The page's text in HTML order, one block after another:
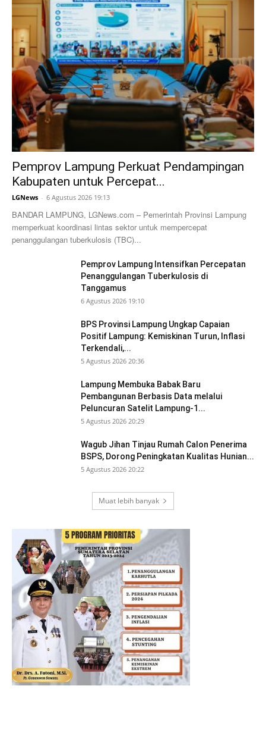
Pemprov Lampung Perkuat Pendampingan
Kabupaten untuk Percepat...
LGNews - 6 Agustus 2026 19:13
BANDAR LAMPUNG, LGNews.com – Pemerintah Provinsi Lampung
memperkuat koordinasi lintas sektor untuk mempercepat
penanggulangan tuberkulosis (TBC)...
Pemprov Lampung Intensifkan Percepatan
Penanggulangan Tuberkulosis di
Tanggamus
6 Agustus 2026 19:10
BPS Provinsi Lampung Ungkap Capaian
Positif Lampung: Kemiskinan Turun, Inflasi
Terkendali,...
5 Agustus 2026 20:36
Lampung Membuka Babak Baru
Pembangunan Berbasis Data melalui
Peluncuran Satelit Lampung-1...
5 Agustus 2026 20:29
Wagub Jihan Tinjau Rumah Calon Penerima
BSPS, Dorong Peningkatan Kualitas Hunian...
5 Agustus 2026 20:22
Muat lebih banyak